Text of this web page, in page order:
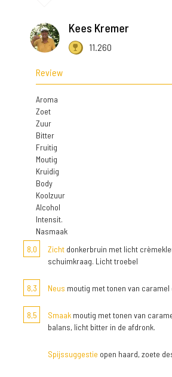
Kees Kremer
11.260
Review
Aroma
Zoet
Zuur
Bitter
Fruitig
Moutig
Kruidig
Body
Koolzuur
Alcohol
Intensit.
Nasmaak
8,0
Zicht donkerbruin met licht
schuimkraag. Licht troebel
8,3 Neus moutig met tonen van caramel
8,5 Smaak moutig met tonen van
balans, licht bitter in de afdronk.
Spijssuggestie open haard, zoete